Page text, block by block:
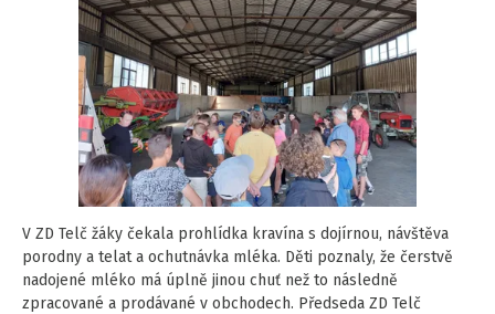
V ZD Telč žáky čekala prohlídka kravína s dojírnou, návštěva
porodny a telat a ochutnávka mléka. Děti poznaly, že čerstvě
nadojené mléko má úplně jinou chuť než to následně
zpracované a prodávané v obchodech. Předseda ZD Telč